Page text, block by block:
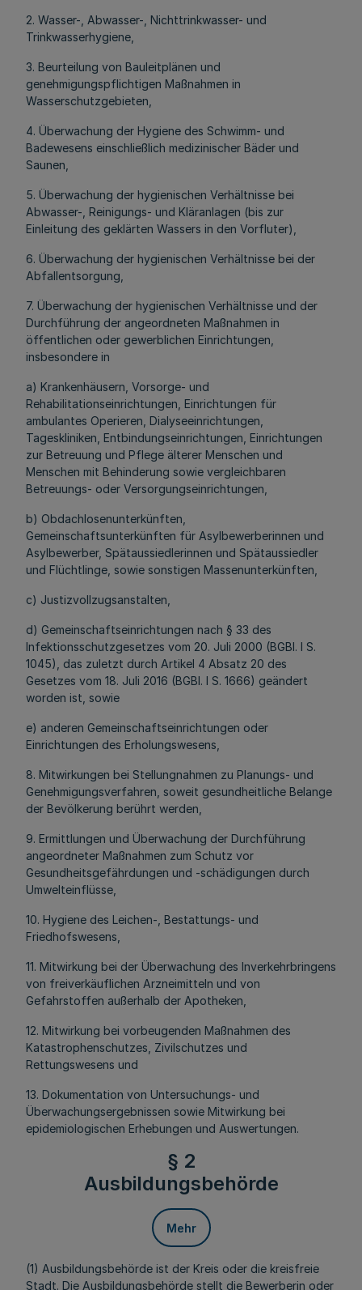
2. Wasser-, Abwasser-, Nichttrinkwasser- und
Trinkwasserhygiene,
3. Beurteilung von Bauleitplänen und
genehmigungspflichtigen Maßnahmen in
Wasserschutzgebieten,
4. Überwachung der Hygiene des Schwimm- und
Badewesens einschließlich medizinischer Bäder und
Saunen,
5. Überwachung der hygienischen Verhältnisse bei
Abwasser-, Reinigungs- und Kläranlagen (bis zur
Einleitung des geklärten Wassers in den Vorfluter),
6. Überwachung der hygienischen Verhältnisse bei der
Abfallentsorgung,
7. Überwachung der hygienischen Verhältnisse und der
Durchführung der angeordneten Maßnahmen in
öffentlichen oder gewerblichen Einrichtungen,
insbesondere in
a) Krankenhäusern, Vorsorge- und
Rehabilitationseinrichtungen, Einrichtungen für
ambulantes Operieren, Dialyseeinrichtungen,
Tageskliniken, Entbindungseinrichtungen, Einrichtungen
zur Betreuung und Pflege älterer Menschen und
Menschen mit Behinderung sowie vergleichbaren
Betreuungs- oder Versorgungseinrichtungen,
b) Obdachlosenunterkünften,
Gemeinschaftsunterkünften für Asylbewerberinnen und
Asylbewerber, Spätaussiedlerinnen und Spätaussiedler
und Flüchtlinge, sowie sonstigen Massenunterkünften,
c) Justizvollzugsanstalten,
d) Gemeinschaftseinrichtungen nach § 33 des
Infektionsschutzgesetzes vom 20. Juli 2000 (BGBl. I S.
1045), das zuletzt durch Artikel 4 Absatz 20 des
Gesetzes vom 18. Juli 2016 (BGBl. I S. 1666) geändert
worden ist, sowie
e) anderen Gemeinschaftseinrichtungen oder
Einrichtungen des Erholungswesens,
8. Mitwirkungen bei Stellungnahmen zu Planungs- und
Genehmigungsverfahren, soweit gesundheitliche Belange
der Bevölkerung berührt werden,
9. Ermittlungen und Überwachung der Durchführung
angeordneter Maßnahmen zum Schutz vor
Gesundheitsgefährdungen und -schädigungen durch
Umwelteinflüsse,
10. Hygiene des Leichen-, Bestattungs- und
Friedhofswesens,
11. Mitwirkung bei der Überwachung des Inverkehrbringens
von freiverkäuflichen Arzneimitteln und von
Gefahrstoffen außerhalb der Apotheken,
12. Mitwirkung bei vorbeugenden Maßnahmen des
Katastrophenschutzes, Zivilschutzes und
Rettungswesens und
13. Dokumentation von Untersuchungs- und
Überwachungsergebnissen sowie Mitwirkung bei
epidemiologischen Erhebungen und Auswertungen.
§ 2
Ausbildungsbehörde
Mehr
(1) Ausbildungsbehörde ist der Kreis oder die kreisfreie
Stadt. Die Ausbildungsbehörde stellt die Bewerberin oder